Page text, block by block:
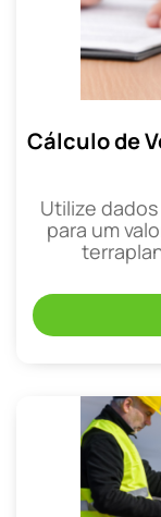
Cálculo de
Utilize
para um